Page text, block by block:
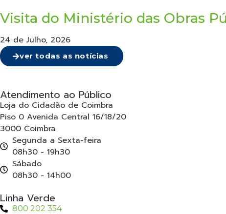
Visita do Ministério das Obras
24 de Julho, 2026
ver todas as notícias
Atendimento ao Público
Loja do Cidadão de Coimbra
Piso 0 Avenida Central 16/18/20
3000 Coimbra
Segunda a Sexta-feira
08h30 - 19h30
Sábado
08h30 - 14h00
Linha Verde
800 202 354